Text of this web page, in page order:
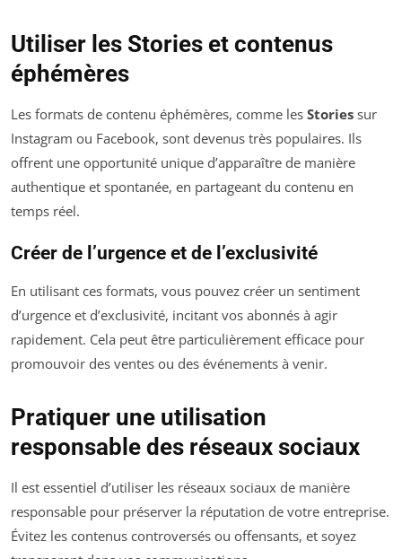
Utiliser les Stories et contenus
éphémères
Les formats de contenu éphémères, comme les Stories sur
Instagram ou Facebook, sont devenus très populaires. Ils
offrent une opportunité unique d’apparaître de manière
authentique et spontanée, en partageant du contenu en
temps réel.
Créer de l’urgence et de l’exclusivité
En utilisant ces formats, vous pouvez créer un sentiment
d’urgence et d’exclusivité, incitant vos abonnés à agir
rapidement. Cela peut être particulièrement efficace pour
promouvoir des ventes ou des événements à venir.
Pratiquer une utilisation
responsable des réseaux sociaux
Il est essentiel d’utiliser les réseaux sociaux de manière
responsable pour préserver la réputation de votre entreprise.
Évitez les contenus controversés ou offensants, et soyez